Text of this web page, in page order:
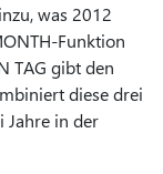
was 2012
Funktion
TAG gibt den
diese drei
Jahre in der